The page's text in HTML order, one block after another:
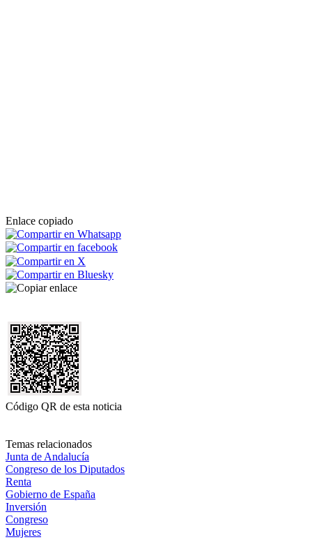
Enlace copiado
Código QR de esta noticia
Temas relacionados
Junta de Andalucía
Congreso de los Diputados
Renta
Gobierno de España
Inversión
Congreso
Mujeres